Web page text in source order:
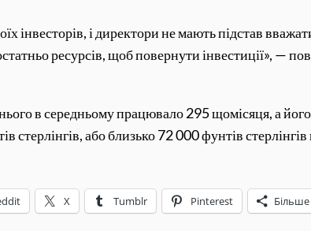
інвесторів, і директори не мають підстав
ресурсів, щоб повернути інвестиції», —
в середньому працювало 295 щомісяця, а його
стерлінгів, або близько 72 000 фунтів
X Tumblr Pinterest Більше